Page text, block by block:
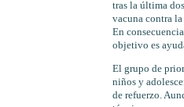
tras la última
vacuna contra
En
objetivo es
El grupo de
niños y
de refuerzo.